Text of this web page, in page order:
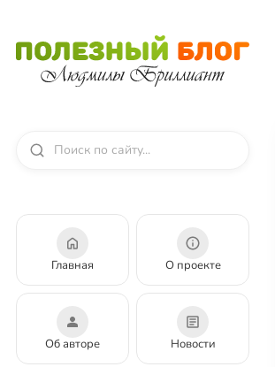
Главная О проекте
Об авторе Новости